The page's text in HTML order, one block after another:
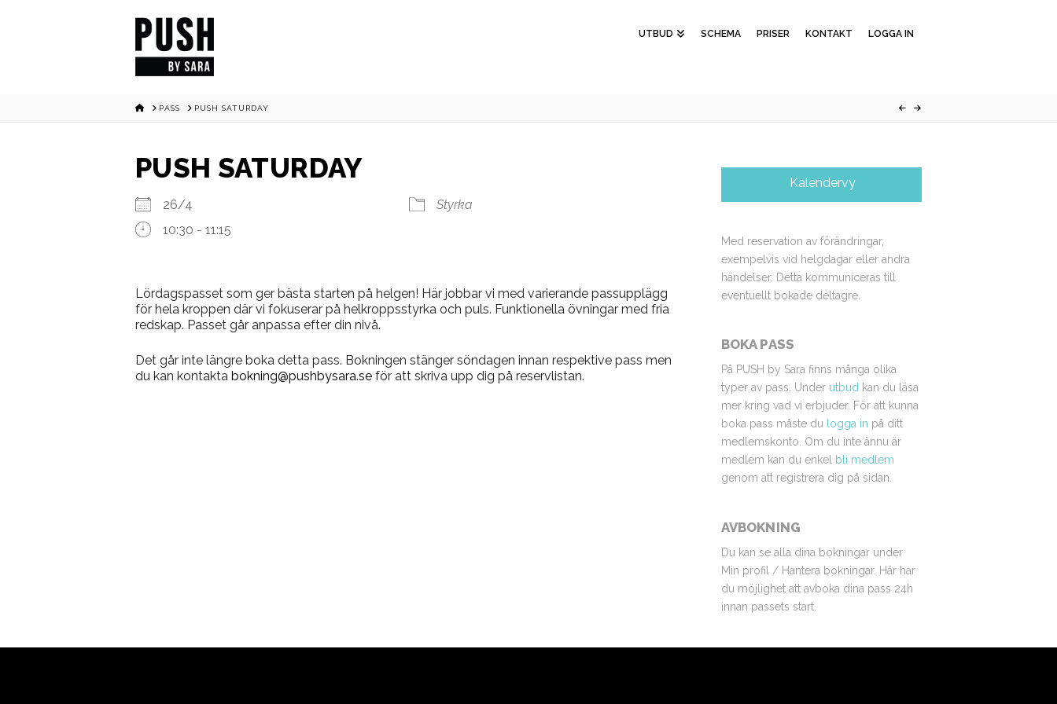
UTBUD SCHEMA PRISER KONTAKT LOGGA IN
HOMEPASS PUSH SATURDAY
PUSH SATURDAY
26/4
10:30 - 11:15
Styrka
Lördagspasset som ger bästa starten på helgen! Här jobbar vi med varierande passupplägg
för hela kroppen där vi fokuserar på helkroppsstyrka och puls. Funktionella övningar med fria
redskap. Passet går anpassa efter din nivå.
Det går inte längre boka detta pass. Bokningen stänger söndagen innan respektive pass men
du kan kontakta bokning@pushbysara.se för att skriva upp dig på reservlistan.
Kalendervy
Med reservation av förändringar,
exempelvis vid helgdagar eller andra
händelser. Detta kommuniceras till
eventuellt bokade deltagre.
BOKA PASS
På PUSH by Sara finns många olika
typer av pass. Under utbudkan du läsa
mer kring vad vi erbjuder. För att kunna
boka pass måste du logga in på ditt
medlemskonto. Om du inte ännu är
medlem kan du enkel bli medlem
genom att registrera dig på sidan.
AVBOKNING
Du kan se alla dina bokningar under
Min profil / Hantera bokningar. Här har
du möjlighet att avboka dina pass 24h
innan passets start.